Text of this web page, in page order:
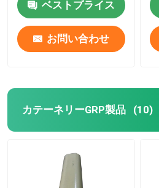
ベストプライス
お問い合わせ
カテーネリーGRP製品 (10)